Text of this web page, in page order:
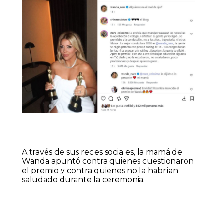
A través de sus redes sociales, la mamá de
Wanda apuntó contra quienes cuestionaron
el premio y contra quienes no la habrían
saludado durante la ceremonia.